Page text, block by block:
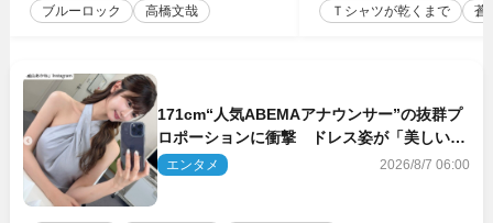
ブルーロック 高橋文哉 Ｔシャツが乾くまで 蒼
171cm“人気ABEMAアナウンサー”の抜群プ
ロポーションに衝撃 ドレス姿が「美しい」
「品がありすぎる」
エンタメ 2026/8/7 06:00